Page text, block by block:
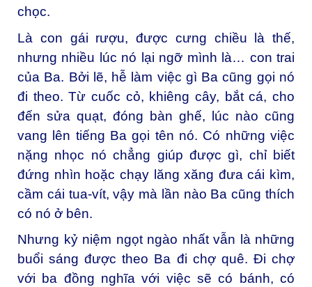
chọc.
Là con gái rượu, được cưng chiều là thế,
nhưng nhiều lúc nó lại ngỡ mình là… con trai
của Ba. Bởi lẽ, hễ làm việc gì Ba cũng gọi nó
đi theo. Từ cuốc cỏ, khiêng cây, bắt cá, cho
đến sửa quạt, đóng bàn ghế, lúc nào cũng
vang lên tiếng Ba gọi tên nó. Có những việc
nặng nhọc nó chẳng giúp được gì, chỉ biết
đứng nhìn hoặc chạy lăng xăng đưa cái kìm,
cầm cái tua-vít, vậy mà lần nào Ba cũng thích
có nó ở bên.
Nhưng kỷ niệm ngọt ngào nhất vẫn là những
buổi sáng được theo Ba đi chợ quê. Đi chợ
với ba đồng nghĩa với việc sẽ có bánh, có